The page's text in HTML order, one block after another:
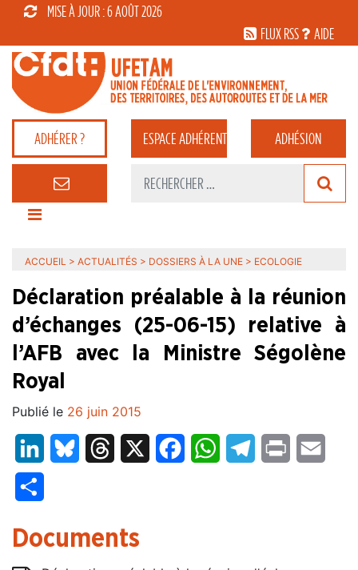
MISE À JOUR : 6 AOÛT 2026
FLUX RSS
AIDE
ADHÉRER ? ESPACEADHÉRENT ADHÉSION
ACCUEIL > ACTUALITÉS > DOSSIERS À LA UNE > ECOLOGIE
Déclaration préalable à la réunion
d’échanges (25-06-15) relative à
l’AFB avec la Ministre Ségolène
Royal
Publié le 26 juin 2015
LinkedInBluesky Threads FacebookWhatsAppTelegram
Print
Documents